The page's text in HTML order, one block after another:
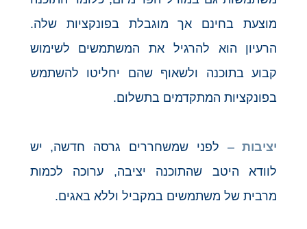
מוצעת בחינם אך מוגבלת בפונקציות שלה.
הרעיון הוא להרגיל את המשתמשים לשימוש
קבוע בתוכנה ולשאוף שהם יחליטו להשתמש
בפונקציות המתקדמים בתשלום.
יציבות– לפני שמשחררים גרסה חדשה, יש
לוודא היטב שהתוכנה יציבה, ערוכה לכמות
מרבית של משתמשים במקביל וללא באגים.